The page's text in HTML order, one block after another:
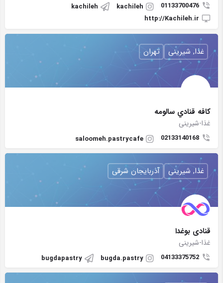
01133700476
kachileh
kachileh
http://Kachileh.ir
كافه قنادي سالومه
غذا-شیرینی
02133140168
saloomeh.pastrycafe
غذا, شیرینی تهران
قنادی بوغدا
غذا-شیرینی
04133375752
bugda.pastry
bugdapastry
غذا, شیرینی آذربایجان شرقی